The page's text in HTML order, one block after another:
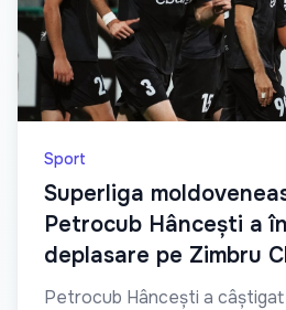
Sport
Superliga
Petrocub Hâncești a
deplasare pe Zimbru
Petrocub Hâncești a